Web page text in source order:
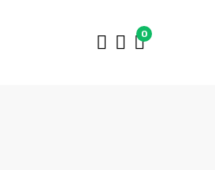
0